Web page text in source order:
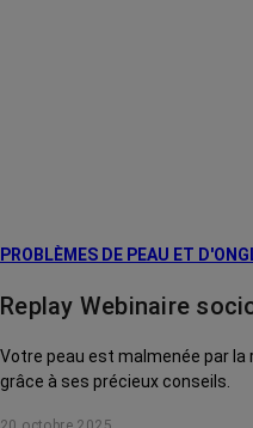
PROBLÈMES DE PEAU ET
Replay Webinaire
Votre peau est malmenée par
grâce à ses précieux conseils.